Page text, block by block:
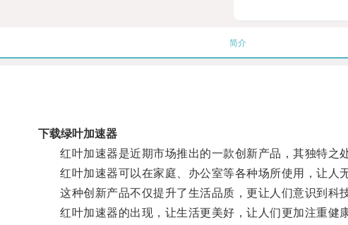
简介
下载绿叶加速器
红叶加速器是近期市场推出的一款创新产品，其独特之
红叶加速器可以在家庭、办公室等各种场所使用，让人
这种创新产品不仅提升了生活品质，更让人们意识到科技
红叶加速器的出现，让生活更美好，让人们更加注重健康